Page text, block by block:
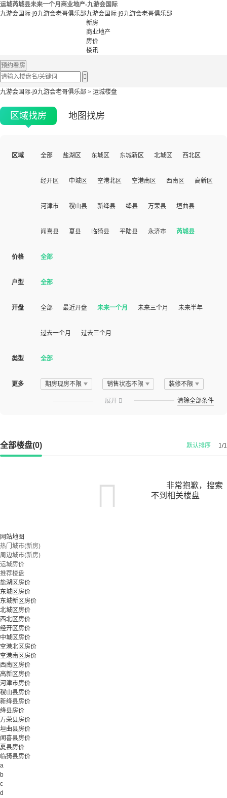
运城芮城县未来一个月商业地产-九游会国际
九游会国际-j9九游会老哥俱乐部九游会国际-j9九游会老哥俱乐部
新房
商业地产
房价
楼讯
预约看房

九游会国际-j9九游会老哥俱乐部 > 运城楼盘
区域找房 地图找房
区域 全部 盐湖区 东城区 东城新区 北城区 西北区
经开区 中城区 空港北区 空港南区 西南区 高新区
河津市 稷山县 新绛县 绛县 万荣县 垣曲县
闻喜县 夏县 临猗县 平陆县 永济市 芮城县
价格 全部
户型 全部
开盘 全部 最近开盘 未来一个月 未来三个月 未来半年
过去一个月 过去三个月
类型 全部
更多 期房现房不限 销售状态不限 装修不限
展开  清除全部条件
全部楼盘(0) 1/1
默认排序
非常抱歉，搜索
不到相关楼盘
网站地图
热门城市(新房)
周边城市(新房)
运城房价
推荐楼盘
盐湖区房价
东城区房价
东城新区房价
北城区房价
西北区房价
经开区房价
中城区房价
空港北区房价
空港南区房价
西南区房价
高新区房价
河津市房价
稷山县房价
新绛县房价
绛县房价
万荣县房价
垣曲县房价
闻喜县房价
夏县房价
临猗县房价
a
b
c
d